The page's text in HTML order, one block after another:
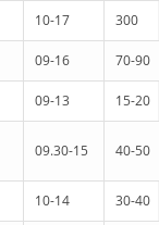
10-17 300
09-16 70-90
09-13 15-20
09.30-15 40-50
10-14 30-40